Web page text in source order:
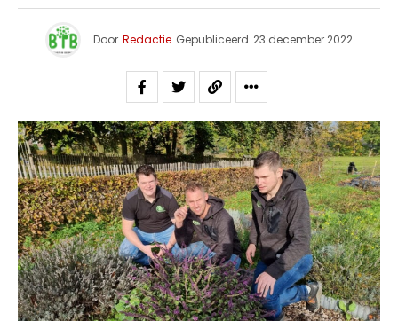
Door Redactie Gepubliceerd 23 december 2022